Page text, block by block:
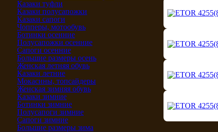
Казаки туфли
Казаки полусапожки
Казаки сапоги
Чопперы, мотообувь
Ботинки осенние
Полусапожки осенние
Сапоги осенние
Большие размеры осень
Женская летняя обувь
Казаки летние
Мокасины, топсайдеры
Женская зимняя обувь
Казаки зимние
Ботинки зимние
Полусапоги зимние
Сапоги зимние
Большие размеры зима